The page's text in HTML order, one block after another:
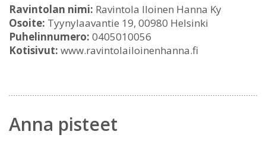
Ravintolan nimi: Ravintola Iloinen Hanna Ky
Osoite: Tyynylaavantie 19, 00980 Helsinki
Puhelinnumero: 0405010056
Kotisivut: www.ravintolailoinenhanna.fi
Anna pisteet